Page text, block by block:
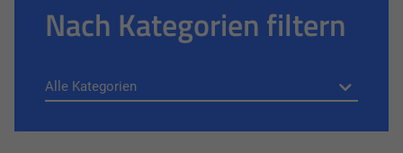
Nach Kategorien filtern